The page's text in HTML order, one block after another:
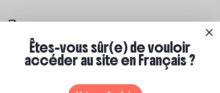
Documents
N'a pas encore communiqué de documents de
transparence
Êtes-vous sûr(e) de vouloir
accéder au site en Français ?